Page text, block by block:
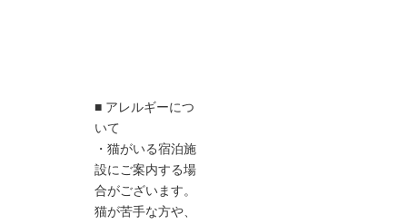
■ アレルギーにつ
いて
・猫がいる宿泊施
設にご案内する場
合がございます。
猫が苦手な方や、